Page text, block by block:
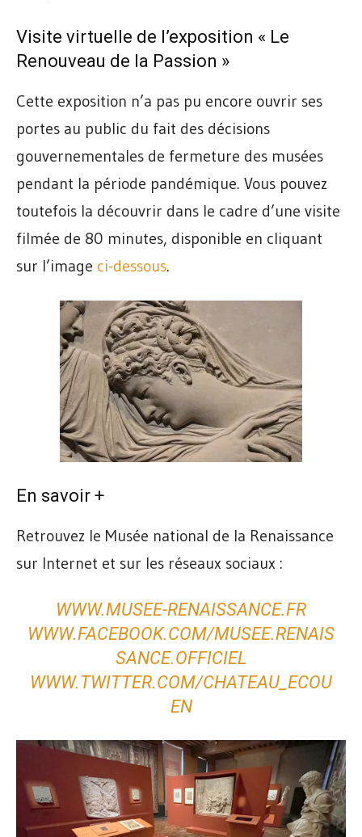
Visite virtuelle de l’exposition « Le
Renouveau de la Passion »
Cette exposition n’a pas pu encore ouvrir ses
portes au public du fait des décisions
gouvernementales de fermeture des musées
pendant la période pandémique. Vous pouvez
toutefois la découvrir dans le cadre d’une visite
filmée de 80 minutes, disponible en cliquant
sur l’image ci-dessous.
En savoir +
Retrouvez le Musée national de la Renaissance
sur Internet et sur les réseaux sociaux :
WWW.MUSEE-RENAISSANCE.FR
WWW.FACEBOOK.COM/MUSEE.RENAIS
SANCE.OFFICIEL
WWW.TWITTER.COM/CHATEAU_ECOU
EN